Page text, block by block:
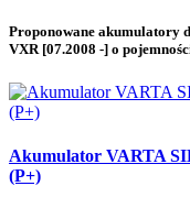
Proponowane akumulatory
VXR [07.2008 -] o
Akumulator VARTA
(P+)